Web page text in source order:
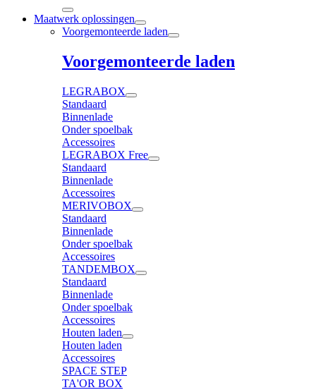
Maatwerk oplossingen
Voorgemonteerde laden
Voorgemonteerde laden
LEGRABOX
Standaard
Binnenlade
Onder spoelbak
Accessoires
LEGRABOX Free
Standaard
Binnenlade
Accessoires
MERIVOBOX
Standaard
Binnenlade
Onder spoelbak
Accessoires
TANDEMBOX
Standaard
Binnenlade
Onder spoelbak
Accessoires
Houten laden
Houten laden
Accessoires
SPACE STEP
TA'OR BOX